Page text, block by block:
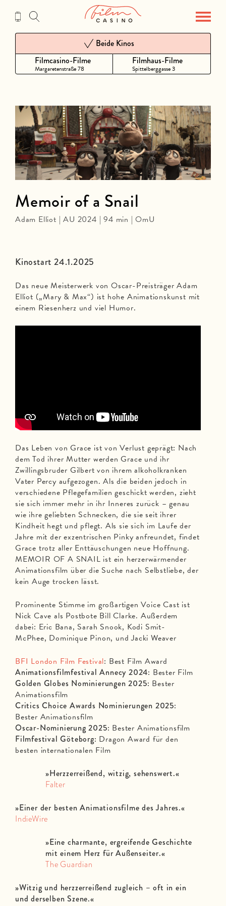
Inhalt
Filmcasino-Filme
Margaretenstraße 78
Beide Kinos
Filmhaus-Filme
Spittelberggasse 3
Kinostart 24.1.2025
Das neue Meisterwerk von Oscar-Preisträger Adam
Elliot („Mary & Max“) ist hohe Animationskunst mit
einem Riesenherz und viel Humor.
Das Leben von Grace ist von Verlust geprägt: Nach
dem Tod ihrer Mutter werden Grace und ihr
Zwillingsbruder Gilbert von ihrem alkoholkranken
Vater Percy aufgezogen. Als die beiden jedoch in
verschiedene Pflegefamilien geschickt werden, zieht
sie sich immer mehr in ihr Inneres zurück – genau
wie ihre geliebten Schnecken, die sie seit ihrer
Kindheit hegt und pflegt. Als sie sich im Laufe der
Jahre mit der exzentrischen Pinky anfreundet, findet
Grace trotz aller Enttäuschungen neue Hoffnung.
MEMOIR OF A SNAIL ist ein herzerwärmender
Animationsfilm über die Suche nach Selbstliebe, der
kein Auge trocken lässt.
Prominente Stimme im großartigen Voice Cast ist
Nick Cave als Postbote Bill Clarke. Außerdem
dabei: Eric Bana, Sarah Snook, Kodi Smit-
McPhee, Dominique Pinon, und Jacki Weaver
BFI London Film Festival: Best Film Award
Animationsfilmfestival Annecy 2024: Bester Film
Golden Globes Nominierungen 2025: Bester
Animationsfilm
Critics Choice Awards Nominierungen 2025:
Bester Animationsfilm
Oscar-Nominierung 2025: Bester Animationsfilm
Filmfestival Göteborg: Dragon Award für den
besten internationalen Film
»Herzzerreißend, witzig, sehenswert.«
Falter
»Einer der besten Animationsfilme des Jahres.«
IndieWire
»Eine charmante, ergreifende Geschichte
mit einem Herz für Außenseiter.«
The Guardian
»Witzig und herzzerreißend zugleich – oft in ein
und derselben Szene.«
Memoir of a Snail
Adam Elliot | AU 2024 | 94 min | OmU